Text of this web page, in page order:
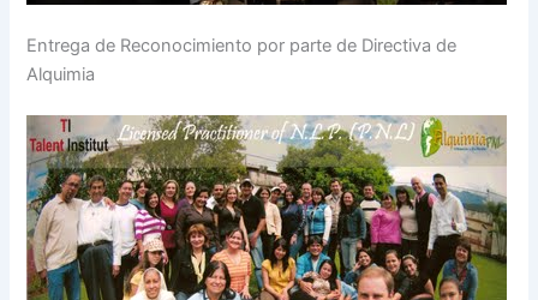
Entrega de Reconocimiento por parte de Directiva de
Alquimia